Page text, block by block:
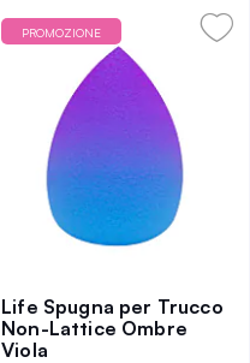
PROMOZIONE
Life Spugna per Trucco
Non-Lattice Ombre
Viola